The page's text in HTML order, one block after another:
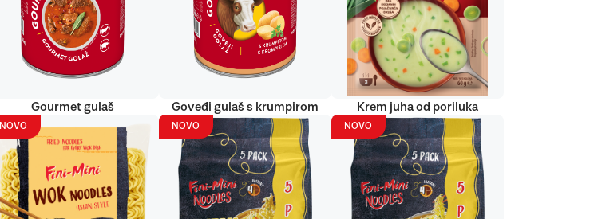
Gourmet gulaš Goveđi gulaš s krumpirom Krem juha od poriluka
NOVO NOVO NOVO